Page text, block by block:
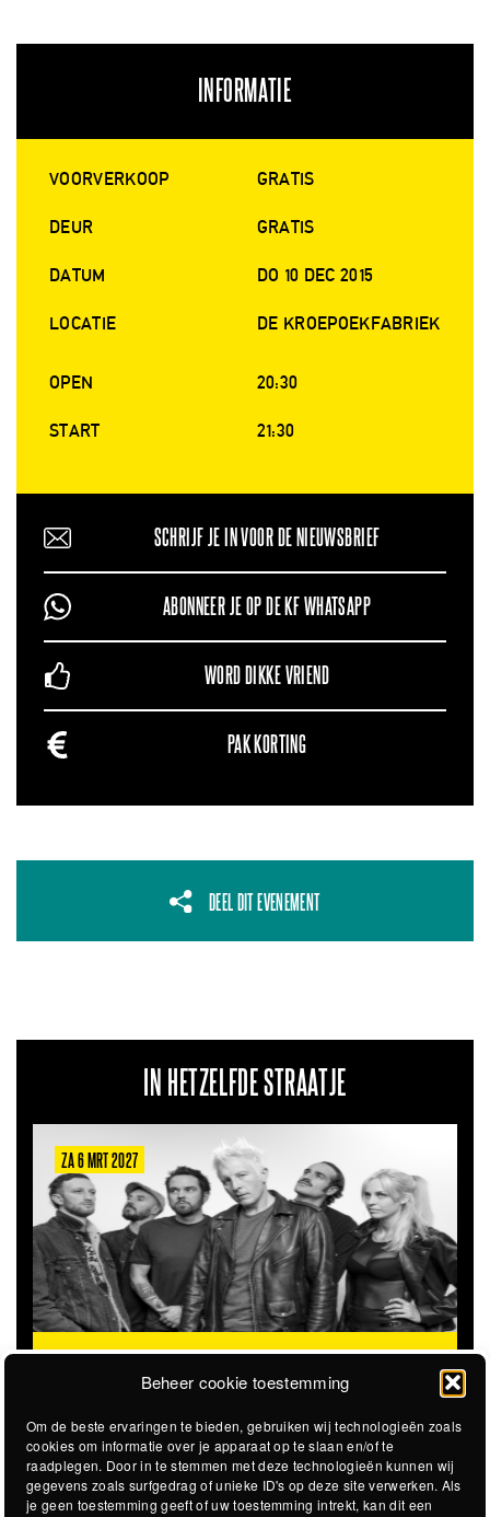
Beheer cookie toestemming
Om de beste ervaringen te bieden, gebruiken wij technologieën zoals
cookies om informatie over je apparaat op te slaan en/of te
raadplegen. Door in te stemmen met deze technologieën kunnen wij
gegevens zoals surfgedrag of unieke ID's op deze site verwerken. Als
je geen toestemming geeft of uw toestemming intrekt, kan dit een
INFORMATIE
VOORVERKOOP GRATIS
DEUR GRATIS
DATUM DO 10 DEC 2015
LOCATIE DE KROEPOEKFABRIEK
OPEN 20:30
START 21:30
SCHRIJF JE IN VOOR DE NIEUWSBRIEF
ABONNEER JE OP DE KF WHATSAPP
WORD DIKKE VRIEND
PAK KORTING
DEEL DIT EVENEMENT
IN HETZELFDE STRAATJE
ZA 6 MRT 2027